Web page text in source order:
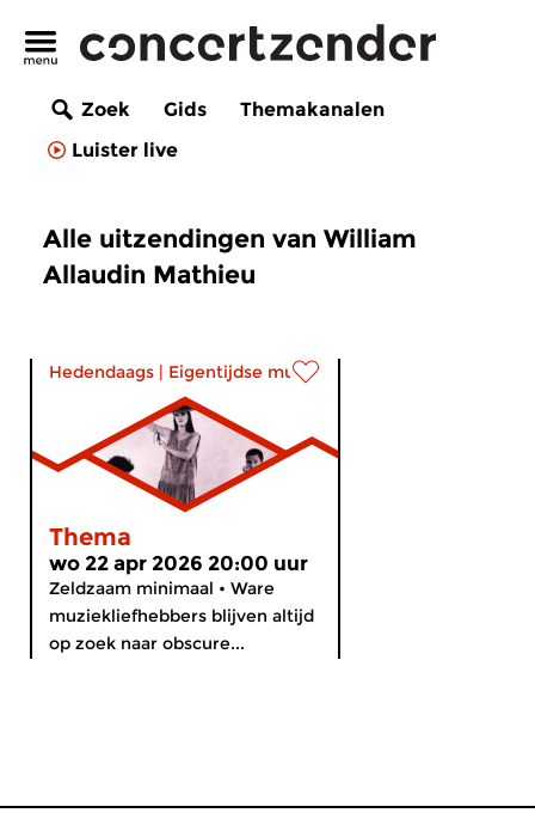
Zoek Gids
Themakanalen
Luister live
Alle uitzendingen van William
Allaudin Mathieu
Hedendaags | Eigentijdse muziek
Thema
wo 22 apr 2026 20:00 uur
Zeldzaam minimaal • Ware
muziekliefhebbers blijven altijd
op zoek naar obscure...